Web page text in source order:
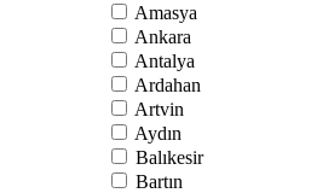
Amasya
Ankara
Antalya
Ardahan
Artvin
Aydın
Balıkesir
Bartın